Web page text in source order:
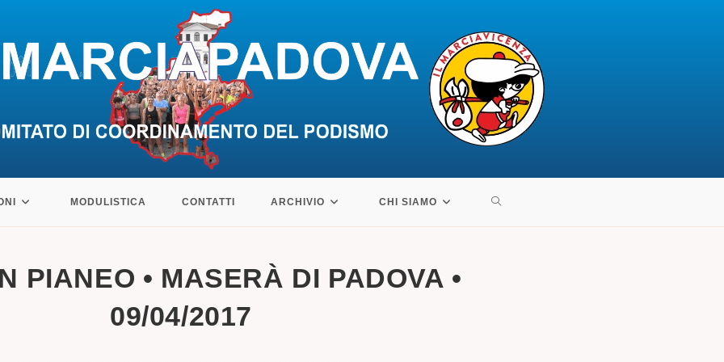
MODULISTICA CONTATTI ARCHIVIO CHI SIAMO ATTIVA/DISATTIVA
PIANEO • MASERÀ DI PADOVA •
09/04/2017